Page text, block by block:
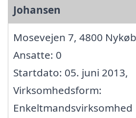
Johansen
Mosevejen 7, 4800
Ansatte: 0
Startdato: 05. juni 2013,
Virksomhedsform:
Enkeltmandsvirksomhed